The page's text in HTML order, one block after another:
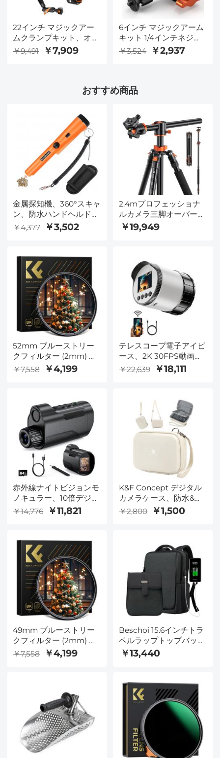
22インチ マジックアー
ムクランプキット、オー
バーヘッドデスクカメラ
ング関節式フリクション
￥9,491 ￥7,909
6インチ マジックアーム
キット 1/4インチネジ
360°ボールヘッド 可動
￥3,524 ￥2,937
おすすめ商品
金属探知機、360°スキャ
ン、防水ハンドヘルド高
感度、正確な位置決め検
索をサポート
￥4,377 ￥3,502
2.4mプロフェッショナ
ルカメラ三脚オーバーヘ
ッド軽量トラベル三脚
22lbs / 10kg負荷、
￥19,949
52mm ブルーストリー
クフィルター (2mm) 光
学ガラス 超透明防水 傷
防止 反射防止 グリーン
￥7,558 ￥4,199
テレスコープ電子アイピ
ース、2K 30FPS動画、
WiFiライブフィード、2
インチスクリーン、
￥22,639 ￥18,111
赤外線ナイトビジョンモ
ノキュラー、10倍デジタ
ルズーム、視界800M、
リー Kentfaith
￥14,776 ￥11,821
K&F Concept デジタル
カメラケース、防水&保
護小型カメラバッグ、2
アーバンワンダー 07 (ラ
イスホワイト)
￥2,800 ￥1,500
49mm ブルーストリー
クフィルター (2mm) 光
学ガラス 超透明防水 傷
防止 反射防止 グリーン
￥7,558 ￥4,199
Beschoi 15.6インチトラ
ベルラップトップバック
パック、防水軽量盗難防
止デイパックUSB充電付
クラップトップバッグ
￥13,440